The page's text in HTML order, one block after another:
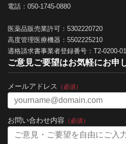
電話：050-1745-0880
医薬品販売業許可：5302220720
高度管理医療機器：5502225210
適格請求書事業者登録番号：T2-0200-
ご意見ご要望はお気軽にお申
メールアドレス （必須）
お問い合わせ内容 （必須）